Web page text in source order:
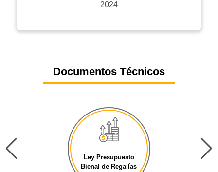
2024
Documentos Técnicos
Ley Presupuesto
Bienal de Regalías